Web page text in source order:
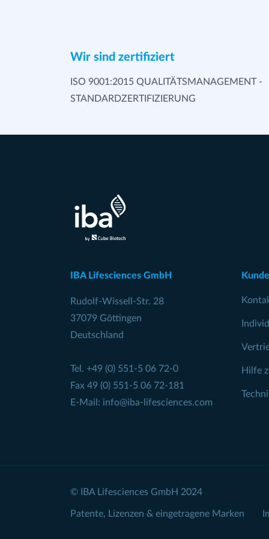
Wir sind zertifiziert
ISO 9001:2015 QUALITÄTSMANAGEMENT -
STANDARDZERTIFIZIERUNG
IBA Lifesciences GmbH
Rudolf-Wissell-Str. 28
37079 Göttingen
Deutschland
Tel. +49 (0) 551-5 06 72-0
Fax 49 (0) 551-5 06 72-181
E-Mail: info@iba-lifesciences.com
Hilfe
© IBA Lifesciences GmbH 2024
Patente, Lizenzen & eingetragene Marken